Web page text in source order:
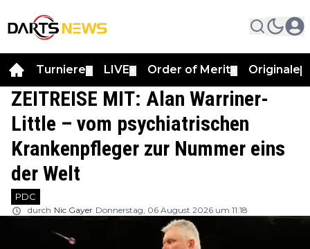
Turniere LIVE Order of Merit Originale
ZEITREISE MIT: Alan Warriner-
Little – vom psychiatrischen
Krankenpfleger zur Nummer eins
der Welt
PDC
durch Nic Gayer Donnerstag, 06 August 2026 um 11:18